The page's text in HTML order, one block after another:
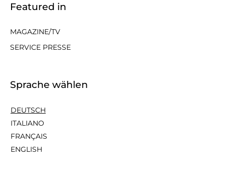
Featured in
MAGAZINE/TV
SERVICE PRESSE
Sprache wählen
DEUTSCH
ITALIANO
FRANÇAIS
ENGLISH